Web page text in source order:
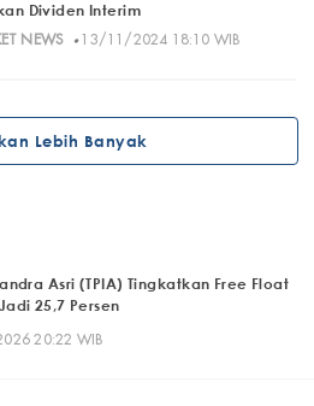
Dividen Interim
NEWS· 13/11/2024 18:10 WIB
Lebih Banyak
Asri (TPIA) Tingkatkan Free Float
25,7 Persen
20:22 WIB